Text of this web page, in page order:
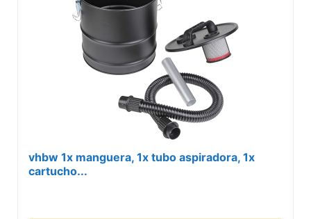
vhbw 1x manguera, 1x tubo aspiradora, 1x
cartucho...